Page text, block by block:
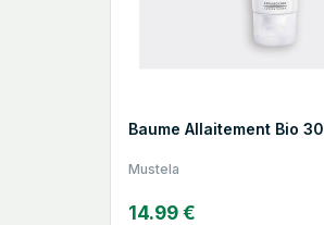
Baume Allaitement Bio
Mustela
14.99 €